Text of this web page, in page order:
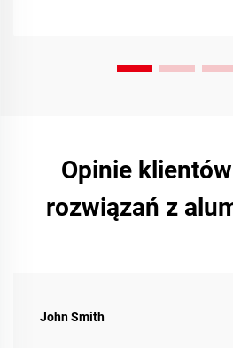
Opinie
rozwiązań z
John Smith